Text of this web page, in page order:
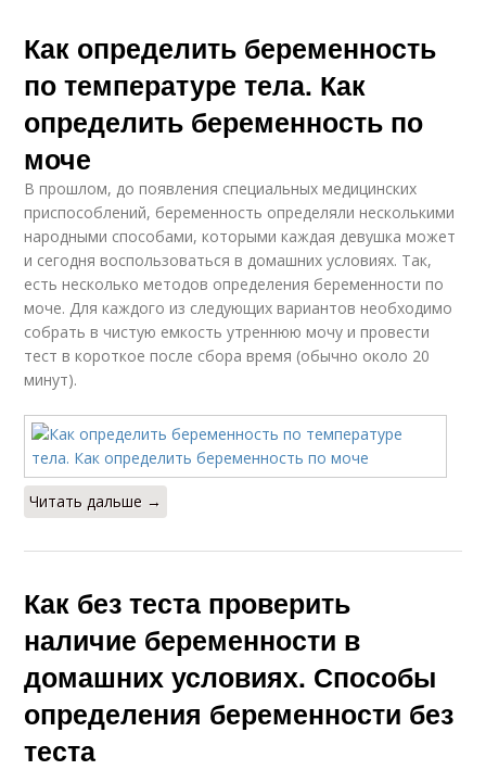
Как определить беременность
по температуре тела. Как
определить беременность по
моче
В прошлом, до появления специальных медицинских
приспособлений, беременность определяли несколькими
народными способами, которыми каждая девушка может
и сегодня воспользоваться в домашних условиях. Так,
есть несколько методов определения беременности по
моче. Для каждого из следующих вариантов необходимо
собрать в чистую емкость утреннюю мочу и провести
тест в короткое после сбора время (обычно около 20
минут).
Читать дальше →
Как без теста проверить
наличие беременности в
домашних условиях. Способы
определения беременности без
теста